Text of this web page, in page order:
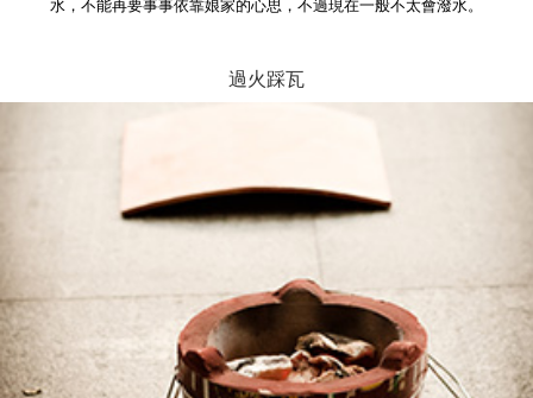
水，不能再要事事依靠娘家的心思，不過現在一般不太會潑水。
過火踩瓦